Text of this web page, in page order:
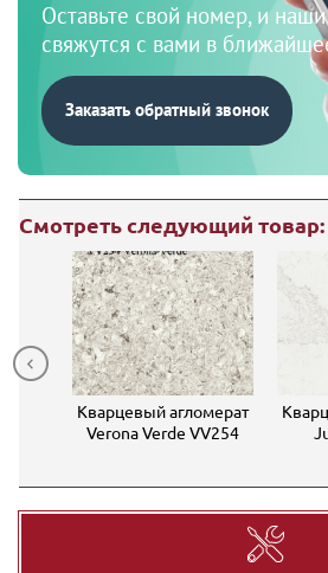
Оставьте свой номер, и
свяжутся с вами в
Заказать обратный звонок
Смотреть следующий товар:
Кварцевый агломерат
Verona Verde VV254